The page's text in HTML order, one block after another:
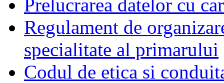
Prelucrarea datelor cu
Regulament de
specialitate al primarului
Codul de etica si